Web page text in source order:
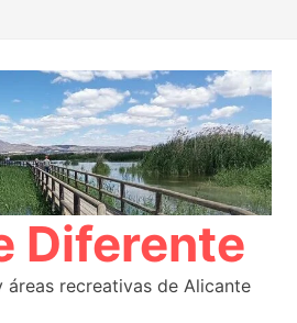
Diferente
áreas recreativas de Alicante